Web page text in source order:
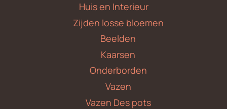
Huis en Interieur
Zijden losse bloemen
Beelden
Kaarsen
Onderborden
Vazen
Vazen Des pots